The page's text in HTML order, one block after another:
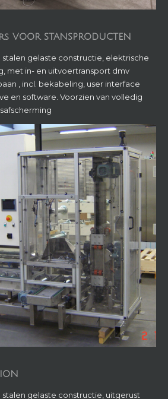
met in- en uitvoertransport dmv
en software. Voorzien van volledig
stalen gelaste constructie, uitgerust
draaibeweging met elektromotor